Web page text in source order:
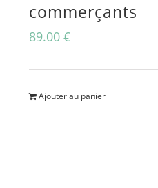
commerçants
89.00€
Ajouter au panier